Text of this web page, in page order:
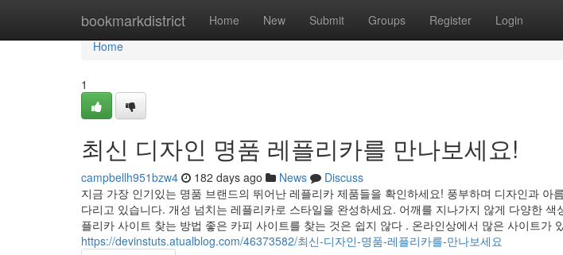
bookmarkdistrict Home New Submit Groups Register Login
Home
Home
1
최신 디자인 명품 레플리카를 만나보세요!
campbellh951bzw4 182 days ago News
Discuss
지금 가장 인기있는 명품 브랜드의 뛰어난 레플리카 제품들을 확인하세요! 풍부하며 디자인과 아
다리고 있습니다. 개성 넘치는 레플리카로 스타일을 완성하세요. 어깨를 지나가지 않게 다양한
플리카 사이트 찾는 방법 좋은 카피 사이트를 찾는 것은 쉽지 않다 . 온라인상에서 많은 사이트가
https://devinstuts.atualblog.com/46373582/최신-디자인-명품-레플리카를-만나보세요